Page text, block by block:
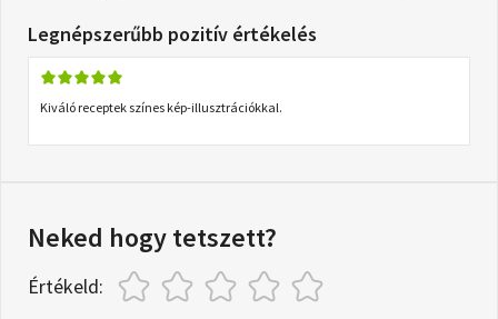
Legnépszerűbb pozitív értékelés
Kiváló receptek színes kép-illusztrációkkal.
Neked hogy tetszett?
Értékeld: